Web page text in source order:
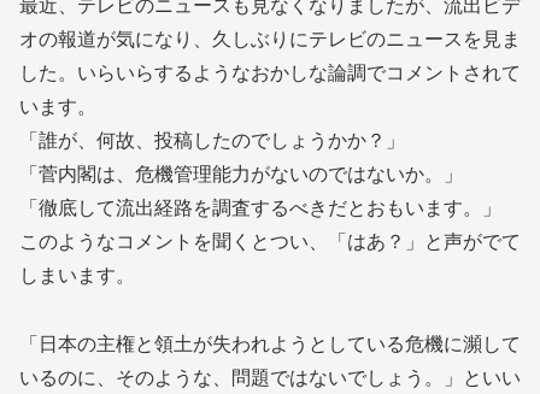
オの報道が気になり、久しぶりにテレビのニュースを見ま
した。いらいらするようなおかしな論調でコメントされて
います。
「誰が、何故、投稿したのでしょうかか？」
「菅内閣は、危機管理能力がないのではないか。」
「徹底して流出経路を調査するべきだとおもいます。」
このようなコメントを聞くとつい、「はあ？」と声がでて
しまいます。
「日本の主権と領土が失われようとしている危機に瀕して
いるのに、そのような、問題ではないでしょう。」といい